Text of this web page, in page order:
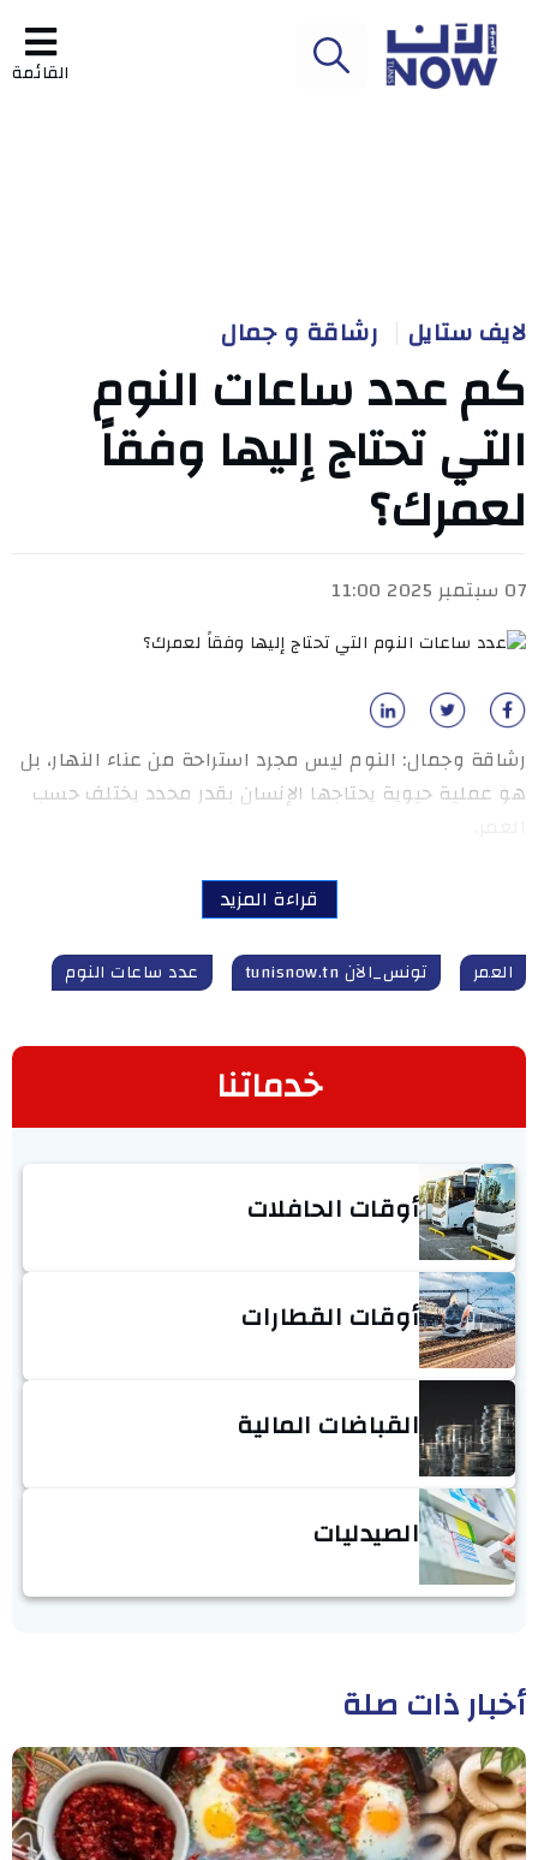
القائمة
لايف ستايل رشاقة و جمال
كم عدد ساعات النوم
التي تحتاج إليها وفقاً
لعمرك؟
07 سبتمبر 2025 11:00
رشاقة وجمال: النوم ليس مجرد استراحة من عناء النهار، بل
هو عملية حيوية يحتاجها الإنسان بقدر محدد يختلف حسب
قراءة المزيد
العمر تونس_الآن tunisnow.tn عدد ساعات النوم
خدماتنا
أوقات الحافلات
أوقات القطارات
القباضات المالية
الصيدليات
أخبار ذات صلة